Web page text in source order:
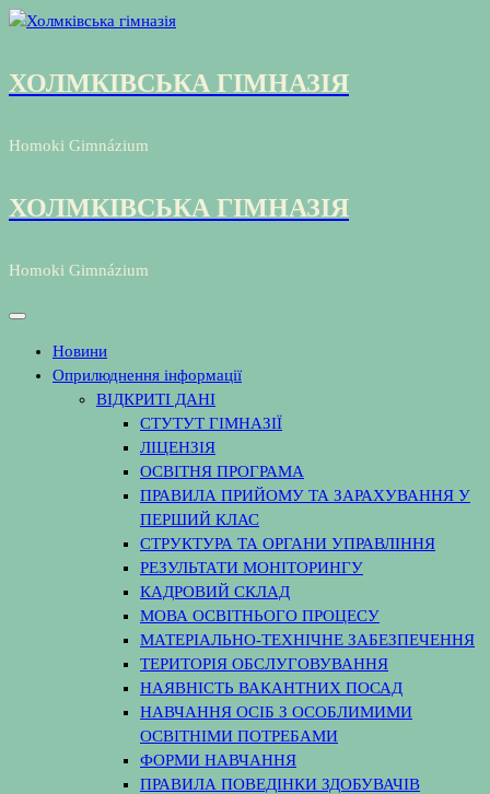
Перейти
ХОЛМКІВСЬКА ГІМНАЗІЯ
Homoki Gimnázium
ХОЛМКІВСЬКА ГІМНАЗІЯ
Homoki Gimnázium
Новини
Оприлюднення інформації
ВІДКРИТІ ДАНІ
СТУТУТ ГІМНАЗІЇ
ЛІЦЕНЗІЯ
ОСВІТНЯ ПРОГРАМА
ПРАВИЛА ПРИЙОМУ ТА ЗАРАХУВАННЯ У
ПЕРШИЙ КЛАС
СТРУКТУРА ТА ОРГАНИ УПРАВЛІННЯ
РЕЗУЛЬТАТИ МОНІТОРИНГУ
КАДРОВИЙ СКЛАД
МОВА ОСВІТНЬОГО ПРОЦЕСУ
МАТЕРІАЛЬНО-ТЕХНІЧНЕ ЗАБЕЗПЕЧЕННЯ
ТЕРИТОРІЯ ОБСЛУГОВУВАННЯ
НАЯВНІСТЬ ВАКАНТНИХ ПОСАД
НАВЧАННЯ ОСІБ З ОСОБЛИМИМИ
ОСВІТНІМИ ПОТРЕБАМИ
ФОРМИ НАВЧАННЯ
ПРАВИЛА ПОВЕДІНКИ ЗДОБУВАЧІВ